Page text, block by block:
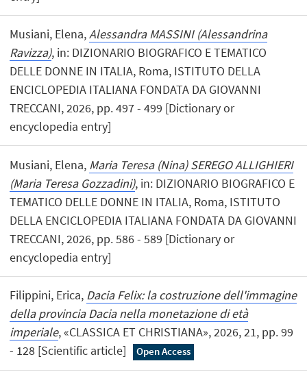
Musiani, Elena,Alessandra MASSINI (Alessandrina
Ravizza), in: DIZIONARIO BIOGRAFICO E TEMATICO
DELLE DONNE IN ITALIA, Roma, ISTITUTO DELLA
ENCICLOPEDIA ITALIANA FONDATA DA GIOVANNI
TRECCANI, 2026, pp. 497 - 499 [Dictionary or
encyclopedia entry]
Musiani, Elena, Maria Teresa (Nina) SEREGO ALLIGHIERI
(Maria Teresa Gozzadini), in: DIZIONARIO BIOGRAFICO E
TEMATICO DELLE DONNE IN ITALIA, Roma, ISTITUTO
DELLA ENCICLOPEDIA ITALIANA FONDATA DA GIOVANNI
TRECCANI, 2026, pp. 586 - 589 [Dictionary or
encyclopedia entry]
Filippini, Erica, Dacia Felix: la costruzione dell'immagine
della provincia Dacia nella monetazione di età
imperiale, «CLASSICA ET CHRISTIANA», 2026, 21, pp. 99
- 128 [Scientific article]
Open Access